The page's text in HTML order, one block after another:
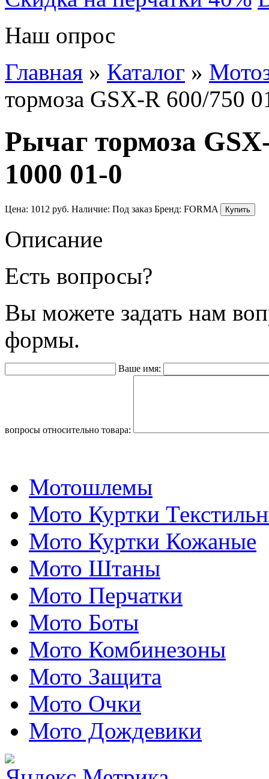
Наш опрос
Главная » Каталог »
тормоза GSX-R 600/750
Рычаг тормоза
1000 01-0
Цена: 1012 руб. Наличие: Под заказ Бренд: FORMA
Описание
Есть вопросы?
Вы можете задать нам
формы.
Ваше имя:
вопросы относительно товара:
Мотошлемы
Мото Куртки
Мото Куртки Кожаные
Мото Штаны
Мото Перчатки
Мото Боты
Мото Комбинезоны
Мото Защита
Мото Очки
Мото Дождевики